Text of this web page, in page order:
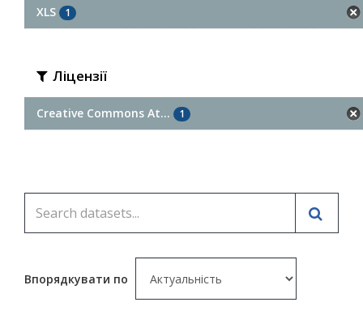
XLS 1
Ліцензії
Creative Commons At... 1
Впорядкувати по